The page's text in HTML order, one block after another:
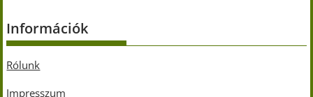
Információk
Rólunk
Impresszum